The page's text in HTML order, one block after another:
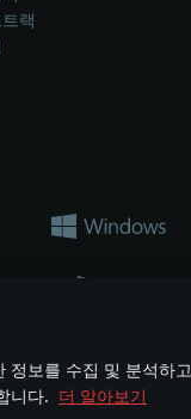
정보를 수집 및 분석하
니다. 더 알아보기
랙
하는 것은 무기 개발 업
and brand names
이용 약관